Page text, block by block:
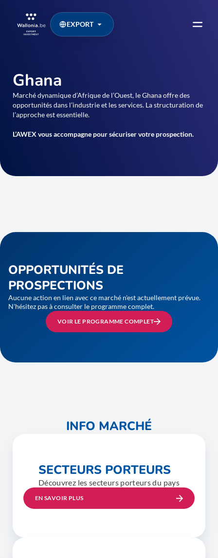
EXPORT
Ghana
Marché dynamique d’Afrique de l’Ouest, le Ghana offre des
opportunités dans l’industrie et les services. La structuration de
l’approche est essentielle.
L’AWEX vous accompagne pour sécuriser votre prospection.
OPPORTUNITÉS DE
PROSPECTIONS
Aucune action en lien avec ce marché n'est actuellement prévue.
N'hésitez pas à consulter le programme complet.
VOIR LE PROGRAMME COMPLET
INFO MARCHÉ
SECTEURS PORTEURS
Découvrez les secteurs porteurs du pays
EN SAVOIR PLUS